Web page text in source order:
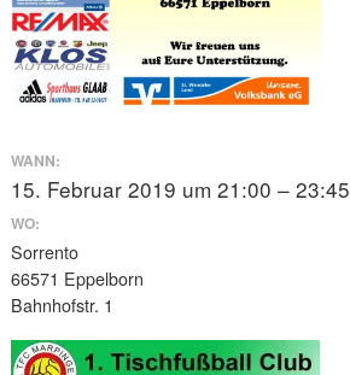
WANN:
15. Februar 2019 um 21:00 – 23:45
WO:
Sorrento
66571 Eppelborn
Bahnhofstr. 1